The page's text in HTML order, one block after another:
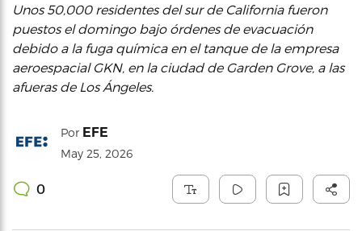
Unos 50,000 residentes del sur de California fueron
puestos el domingo bajo órdenes de evacuación
debido a la fuga química en el tanque de la empresa
aeroespacial GKN, en la ciudad de Garden Grove, a las
afueras de Los Ángeles.
Por EFE
May 25, 2026
0